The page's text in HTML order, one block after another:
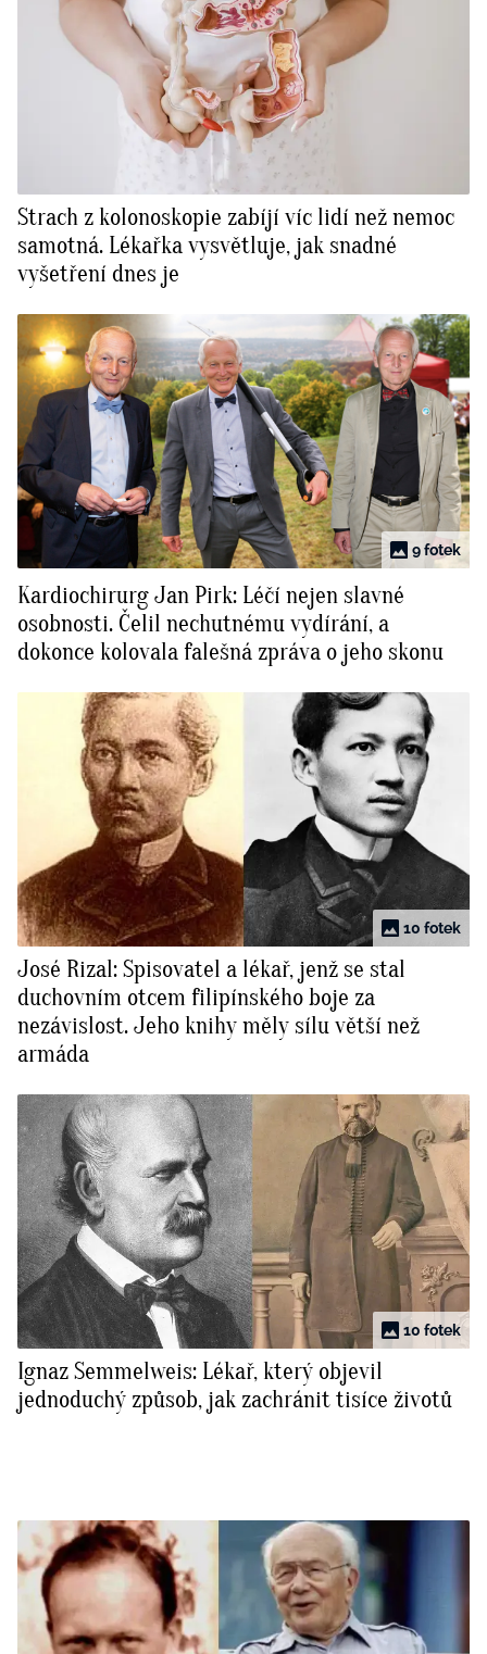
Strach z kolonoskopie zabíjí víc lidí než nemoc
samotná. Lékařka vysvětluje, jak snadné
vyšetření dnes je
9 fotek
Kardiochirurg Jan Pirk: Léčí nejen slavné
osobnosti. Čelil nechutnému vydírání, a
dokonce kolovala falešná zpráva o jeho skonu
10 fotek
José Rizal: Spisovatel a lékař, jenž se stal
duchovním otcem filipínského boje za
nezávislost. Jeho knihy měly sílu větší než
armáda
10 fotek
Ignaz Semmelweis: Lékař, který objevil
jednoduchý způsob, jak zachránit tisíce životů